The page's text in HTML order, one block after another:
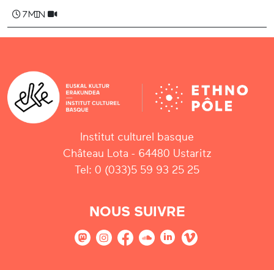
7 min
Institut culturel basque
Château Lota - 64480 Ustaritz
Tel: 0 (033)5 59 93 25 25
NOUS SUIVRE